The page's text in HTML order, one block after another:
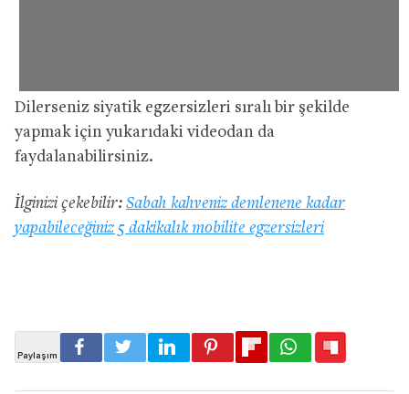
Dilerseniz siyatik egzersizleri sıralı bir şekilde
yapmak için yukarıdaki videodan da
faydalanabilirsiniz.
İlginizi çekebilir: Sabah kahveniz demlenene kadar
yapabileceğiniz 5 dakikalık mobilite egzersizleri